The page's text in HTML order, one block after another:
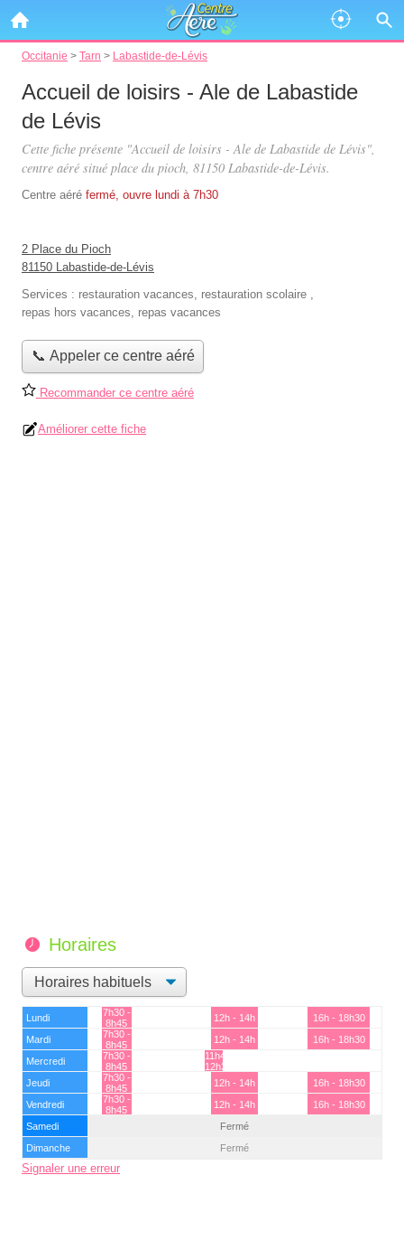
Occitanie > Tarn > Labastide-de-Lévis
Accueil de loisirs - Ale de Labastide
de Lévis
Cette fiche présente "Accueil de loisirs - Ale de Labastide de Lévis",
centre aéré situé place du pioch, 81150 Labastide-de-Lévis.
Centre aéré fermé, ouvre lundi à 7h30
2 Place du Pioch
81150 Labastide-de-Lévis
Services : restauration vacances, restauration scolaire ,
repas hors vacances, repas vacances
📞 Appeler ce centre aéré
Recommander ce centre aéré
Améliorer cette fiche
Horaires
Lundi
7h30 -
8h45
12h - 14h
16h - 18h30
Mardi
7h30 -
8h45
12h - 14h
16h - 18h30
Mercredi
7h30 -
8h45
11h45 -
12h30
Jeudi
7h30 -
8h45
12h - 14h
16h - 18h30
Vendredi
7h30 -
8h45
12h - 14h
16h - 18h30
Samedi
Fermé
Dimanche
Fermé
Signaler une erreur